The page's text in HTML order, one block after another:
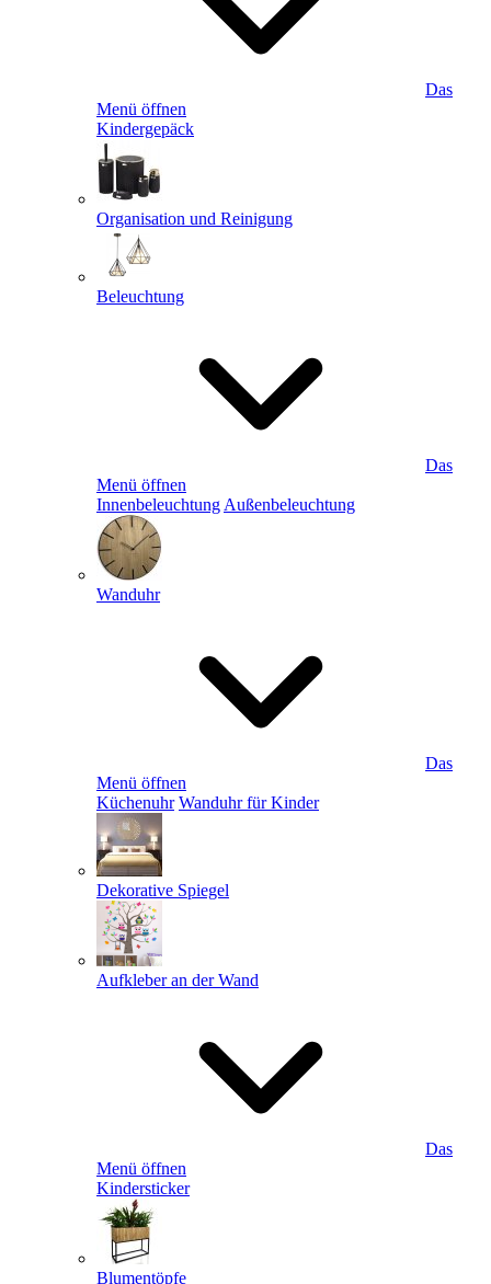
Das
Menü öffnen
Kindergepäck
Organisation und Reinigung
Beleuchtung
Das
Menü öffnen
Innenbeleuchtung Außenbeleuchtung
Wanduhr
Das
Menü öffnen
Küchenuhr Wanduhr für Kinder
Dekorative Spiegel
Aufkleber an der Wand
Das
Menü öffnen
Kindersticker
Blumentöpfe